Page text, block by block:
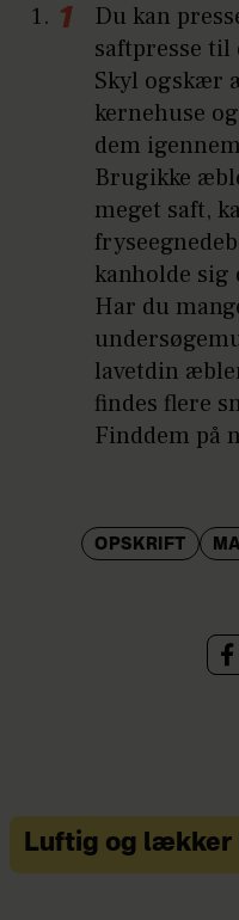
Du kan
saftpresse
Skyl ogskær
kernehuse
dem
Brugikke
meget saft,
kanholde sig
Har du
lavetdin
findes flere
Finddem på
OPSKRIFT
Luftig og lækker